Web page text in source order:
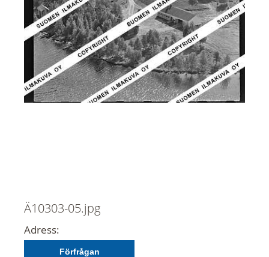
Ä10303-05.jpg
Adress:
Förfrågan